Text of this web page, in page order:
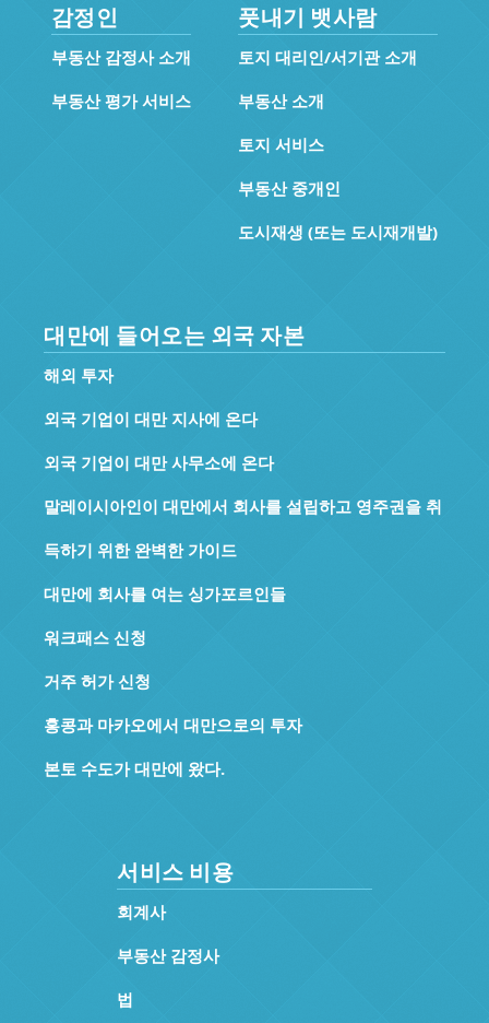
감정인
부동산 감정사 소개
부동산 평가 서비스
풋내기 뱃사람
토지 대리인/서기관 소개
부동산 소개
토지 서비스
부동산 중개인
도시재생 (또는 도시재개발)
대만에 들어오는 외국 자본
해외 투자
외국 기업이 대만 지사에 온다
외국 기업이 대만 사무소에 온다
말레이시아인이 대만에서 회사를 설립하고 영주권을 취
득하기 위한 완벽한 가이드
대만에 회사를 여는 싱가포르인들
워크패스 신청
거주 허가 신청
홍콩과 마카오에서 대만으로의 투자
본토 수도가 대만에 왔다.
서비스 비용
회계사
부동산 감정사
법